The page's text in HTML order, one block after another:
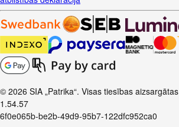
© 2026 SIA „Patrika“. Visas tiesības aizsargātas
1.54.57
6f0e065b-be2b-49d9-95b7-122dfc952ca0